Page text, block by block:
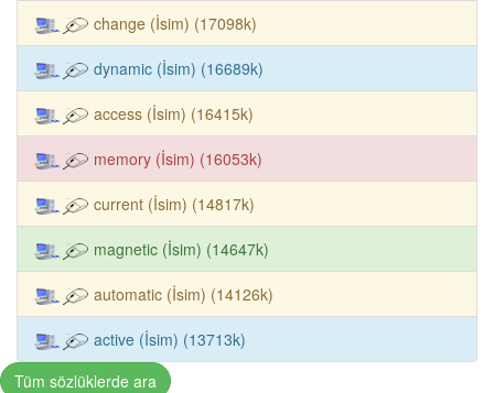
change (İsim) (17098k)
dynamic (İsim) (16689k)
access (İsim) (16415k)
memory (İsim) (16053k)
current (İsim) (14817k)
magnetic (İsim) (14647k)
automatic (İsim) (14126k)
active (İsim) (13713k)
Tüm sözlüklerde ara